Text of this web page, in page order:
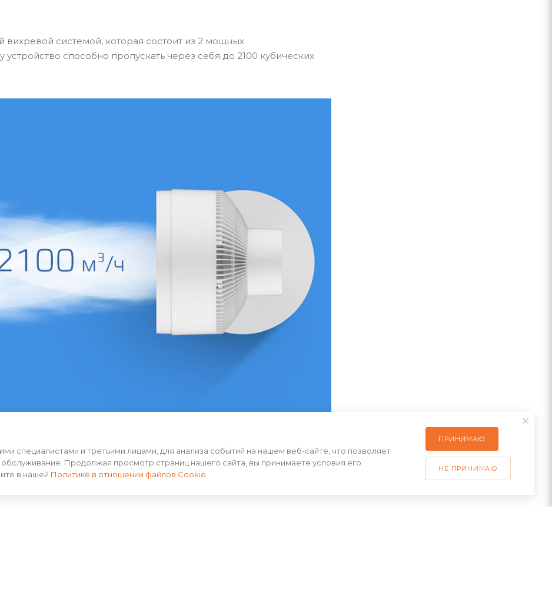
системой, которая состоит из 2 мощных
устройство способно пропускать через себя до 2100 кубических
мощности подачи воздуха. При выборе самого слабого режима
специалистами и третьими лицами, для анализа событий на нашем веб-сайте, что позволяет
Продолжая просмотр страниц нашего сайта, вы принимаете условия его
в нашей Политике в отношении файлов Cookie
ПРИНИМАЮ
НЕ ПРИНИМАЮ